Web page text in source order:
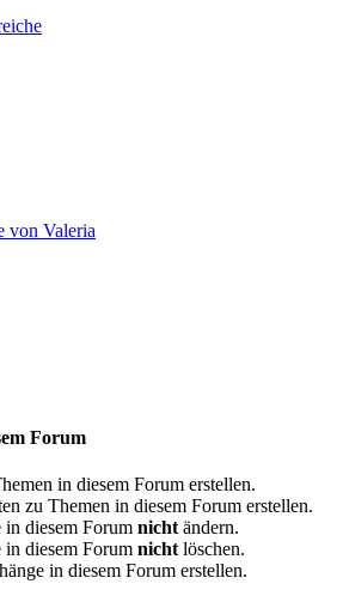
von Valeria
Forum
in diesem Forum erstellen.
zu Themen in diesem Forum erstellen.
diesem Forum nicht ändern.
diesem Forum nicht löschen.
in diesem Forum erstellen.